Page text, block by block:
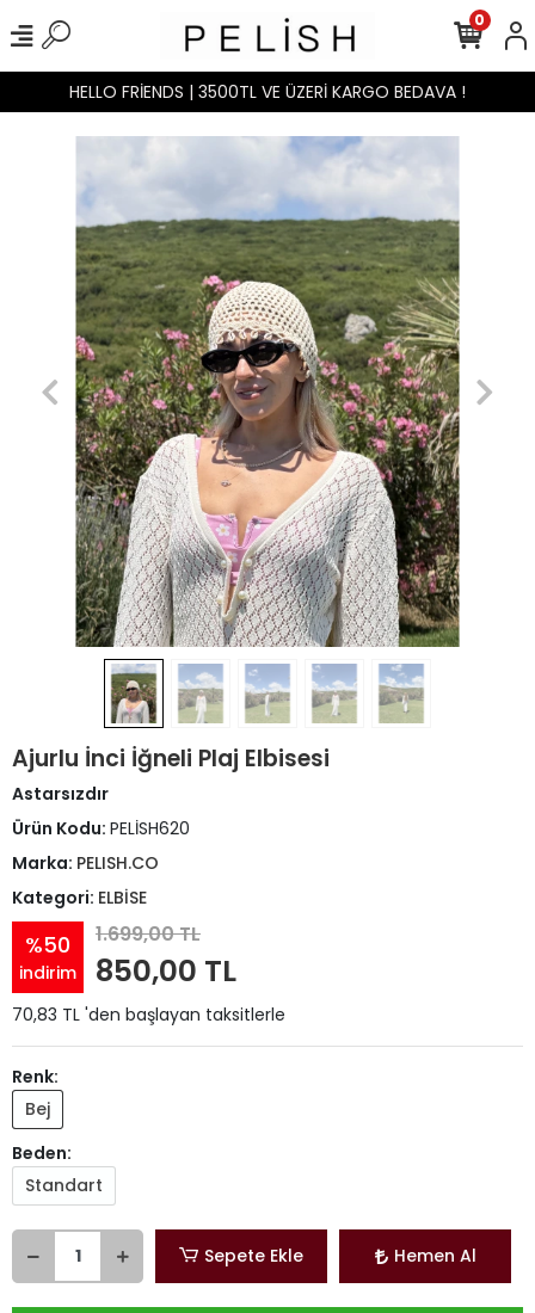
HELLO FRİENDS | 3500TL VE ÜZERİ KARGO BEDAVA !
0
Ajurlu İnci İğneli Plaj Elbisesi
Astarsızdır
Ürün Kodu: PELİSH620
Marka: PELISH.CO
Kategori: ELBİSE
%50
indirim
1.699,00 TL
850,00 TL
70,83 TL 'den başlayan taksitlerle
Renk:
Bej
Beden:
Standart
Sepete Ekle Hemen Al